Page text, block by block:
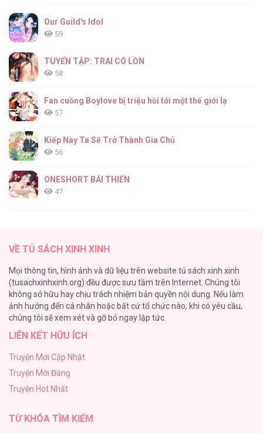
Our Guild's Idol
59
TUYỂN TẬP: TRAI CÓ LỒN
58
Fan cuồng Boylove bị triệu hồi tới một thế giới lạ
57
Kiếp Này Ta Sẽ Trở Thành Gia Chủ
56
ONESHORT BÁI THIẾN
47
36
Tuyển Tập Manhwa Ngắn Bạo Dăm
34
Khế Ước Hôn Nhân Của Mẹ Tôi
Bạn Của Em Trai
33
VỀ TỦ SÁCH XINH XINH
Mọi thông tin, hình ảnh và dữ liệu trên website tủ sách xinh xinh
(tusachxinhxinh.org) đều được sưu tầm trên Internet. Chúng tôi
không sở hữu hay chịu trách nhiệm bản quyền nội dung. Nếu làm
ảnh hưởng đến cá nhân hoặc bất cứ tổ chức nào, khi có yêu cầu,
chúng tôi sẽ xem xét và gỡ bỏ ngay lập tức.
LIÊN KẾT HỮU ÍCH
Truyện Mới Cập Nhật
Truyện Mới Đăng
Truyện Hot Nhất
TỪ KHÓA TÌM KIẾM